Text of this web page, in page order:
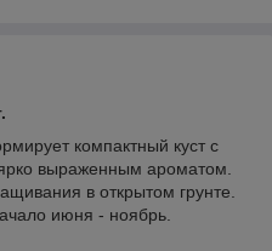
компактный куст с
выраженным ароматом.
в открытом грунте.
июня - ноябрь.